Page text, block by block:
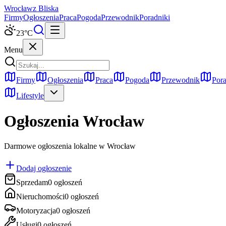
Wrocławz Bliska
FirmyOgłoszeniaPracaPogodaPrzewodnikPoradniki
23°C
Menu
Firmy Ogłoszenia Praca Pogoda Przewodnik
Lifestyle
OgłoszeniaWrocław
Darmowe ogłoszenia lokalne w Wrocław
Dodaj ogłoszenie
Sprzedam0 ogłoszeń
Nieruchomości0 ogłoszeń
Motoryzacja0 ogłoszeń